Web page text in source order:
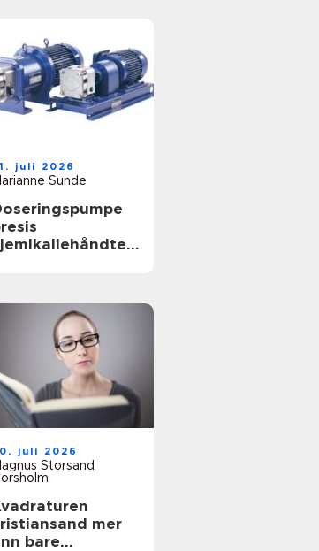
juli 2026
Sunde
juli 2026
Storsand
mer
bare